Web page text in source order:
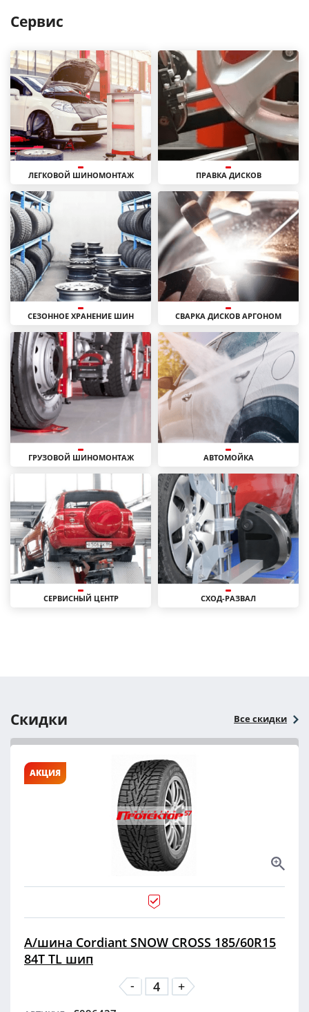
Сервис
ЛЕГКОВОЙ ШИНОМОНТАЖ ПРАВКА ДИСКОВ
СЕЗОННОЕ ХРАНЕНИЕ ШИН СВАРКА ДИСКОВ АРГОНОМ
ГРУЗОВОЙ ШИНОМОНТАЖ АВТОМОЙКА
СЕРВИСНЫЙ ЦЕНТР СХОД-РАЗВАЛ
Скидки Все скидки
АКЦИЯ
А/шина Cordiant SNOW CROSS 185/60R15
84T TL шип
-
+